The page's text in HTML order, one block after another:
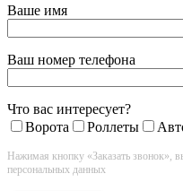
Ваше имя
Ваш номер телефона
Что вас интересует?
Ворота
Роллеты
Нажимая кнопку «Заказать звонок»,
персональных данных